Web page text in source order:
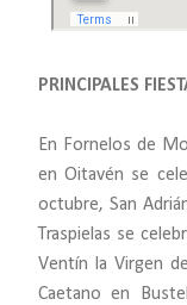
PRINCIPALES
En Fornelos de
en Oitavén se
octubre, San
Traspielas se
Ventín la Virgen
Caetano en